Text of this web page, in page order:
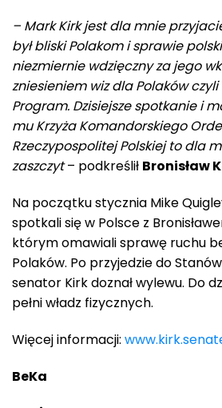
– Mark Kirk jest dla mnie
był bliski Polakom i sprawie
niezmiernie wdzięczny za jego
zniesieniem wiz dla Polaków
Program. Dzisiejsze spotkanie i
mu Krzyża Komandorskiego
Rzeczypospolitej Polskiej to dla
zaszczyt– podkreślił Bronisław
Na początku stycznia Mike
spotkali się w Polsce z
którym omawiali sprawę ruchu
Polaków. Po przyjedzie do
senator Kirk doznał wylewu. Do
pełni władz fizycznych.
Więcej informacji:
BeKa